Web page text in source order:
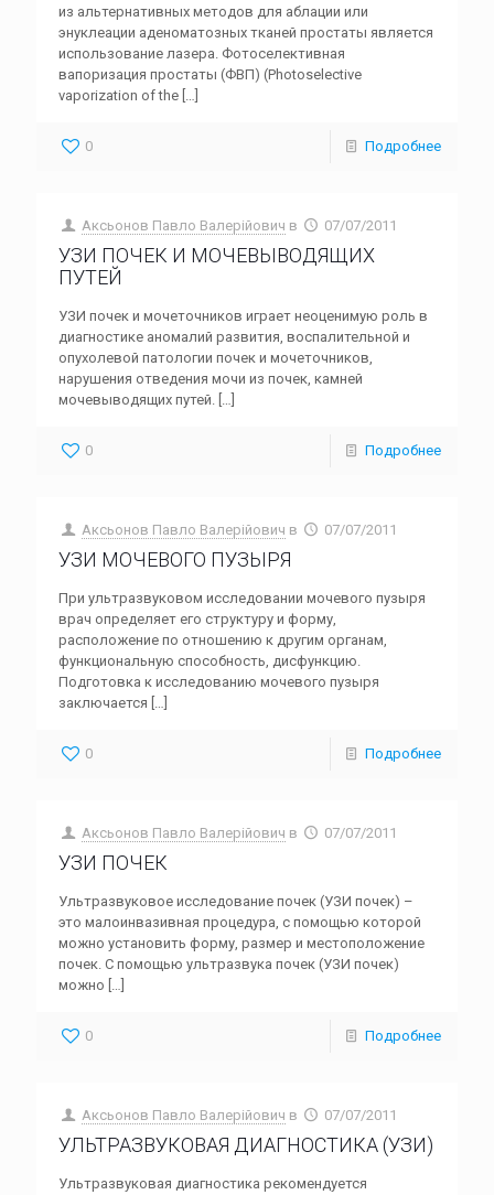
из альтернативных методов для аблации или
энуклеации аденоматозных тканей простаты является
использование лазера. Фотоселективная
вапоризация простаты (ФВП) (Photoselective
vaporization of the […]
0 Подробнее
Аксьонов Павло Валерійович в 07/07/2011
УЗИ ПОЧЕК И МОЧЕВЫВОДЯЩИХ
ПУТЕЙ
УЗИ почек и мочеточников играет неоценимую роль в
диагностике аномалий развития, воспалительной и
опухолевой патологии почек и мочеточников,
нарушения отведения мочи из почек, камней
мочевыводящих путей. […]
0 Подробнее
Аксьонов Павло Валерійович в 07/07/2011
УЗИ МОЧЕВОГО ПУЗЫРЯ
При ультразвуковом исследовании мочевого пузыря
врач определяет его структуру и форму,
расположение по отношению к другим органам,
функциональную способность, дисфункцию.
Подготовка к исследованию мочевого пузыря
заключается […]
0 Подробнее
Аксьонов Павло Валерійович в 07/07/2011
УЗИ ПОЧЕК
Ультразвуковое исследование почек (УЗИ почек) –
это малоинвазивная процедура, с помощью которой
можно установить форму, размер и местоположение
почек. С помощью ультразвука почек (УЗИ почек)
можно […]
0 Подробнее
Аксьонов Павло Валерійович в 07/07/2011
УЛЬТРАЗВУКОВАЯ ДИАГНОСТИКА (УЗИ)
Ультразвуковая диагностика рекомендуется